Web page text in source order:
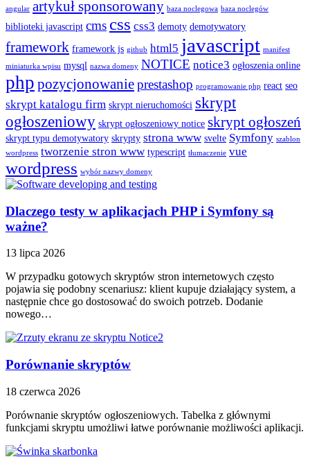
angular artykuł sponsorowany baza noclegowa baza noclegów
biblioteki javascript cms css css3 demoty demotywatory
framework framework js github html5 javascript manifest
miniaturka wpisu mysql nazwa domeny NOTICE notice3 ogłoszenia online
php pozycjonowanieprestashop programowanie php react seo
skrypt katalogu firm skrypt nieruchomości skrypt
ogłoszeniowy skrypt ogłoszeniowy notice skrypt ogłoszeń
skrypt typu demotywatory skrypty strona www svelte Symfony szablon
wordpress tworzenie stron www typescript tłumaczenie vue
wordpress wybór nazwy domeny
Dlaczego testy w aplikacjach PHP i Symfony są
ważne?
13 lipca 2026
W przypadku gotowych skryptów stron internetowych często
pojawia się podobny scenariusz: klient kupuje działający system, a
następnie chce go dostosować do swoich potrzeb. Dodanie
nowego…
Porównanie skryptów
18 czerwca 2026
Porównanie skryptów ogłoszeniowych. Tabelka z głównymi
funkcjami skryptu umożliwi łatwe porównanie możliwości aplikacji.